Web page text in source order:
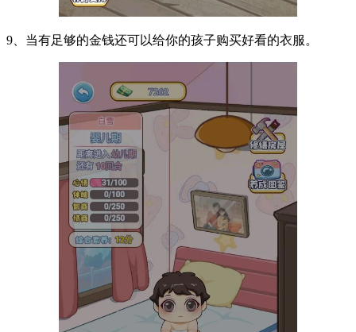
9、当有足够的金钱还可以给你的孩子购买好看的衣服。